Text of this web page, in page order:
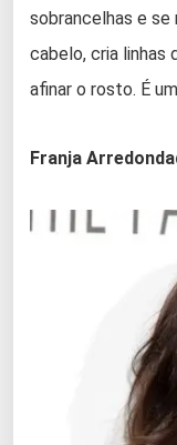
sobrancelhas e
cabelo, cria linhas
afinar o rosto. É
Franja